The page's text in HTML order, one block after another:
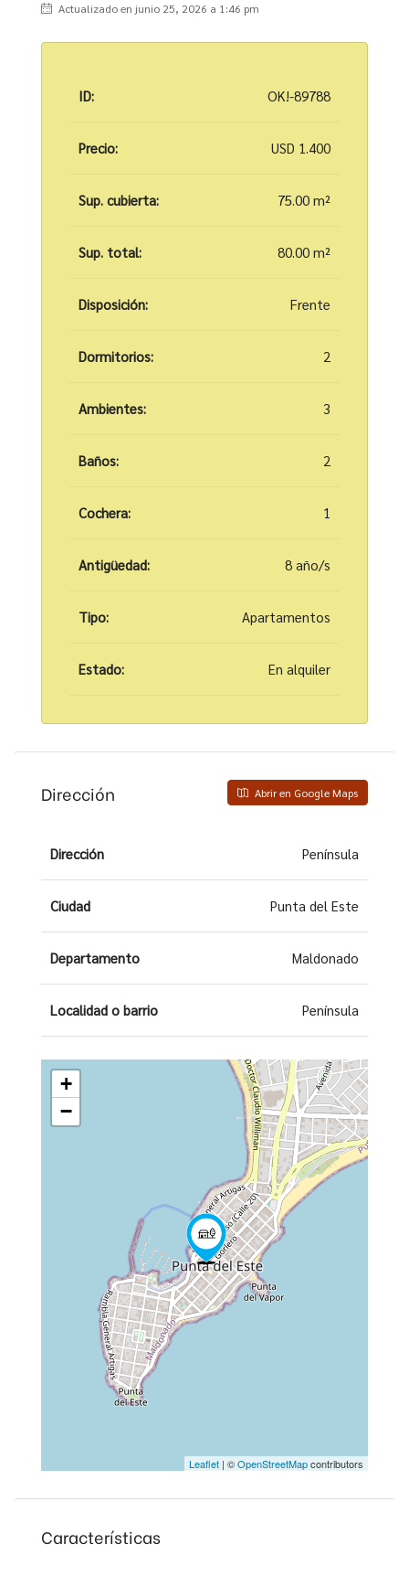
Actualizado en junio 25, 2026 a 1:46 pm
ID: OK!-89788
Precio: USD 1.400
Sup. cubierta: 75.00 m²
Sup. total: 80.00 m²
Disposición: Frente
Dormitorios: 2
Ambientes: 3
Baños: 2
Cochera: 1
Antigüedad: 8 año/s
Tipo: Apartamentos
Estado: En alquiler
Dirección Abrir en Google Maps
Dirección Península
Ciudad Punta del Este
Departamento Maldonado
Localidad o barrio Península
+
−
Leaflet | ©OpenStreetMapcontributors
Características